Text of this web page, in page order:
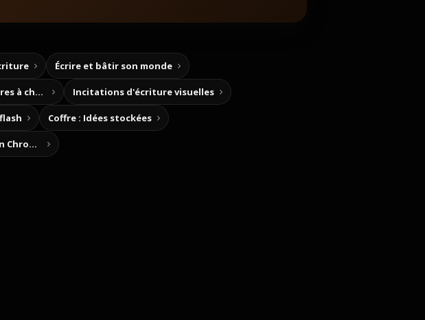
Écrire et bâtir son monde
Créez vos propres aventures à choix Incitations d'écriture visuelles
Coffre : Idées stockées
Notes d’histoire (Extension Chrome)